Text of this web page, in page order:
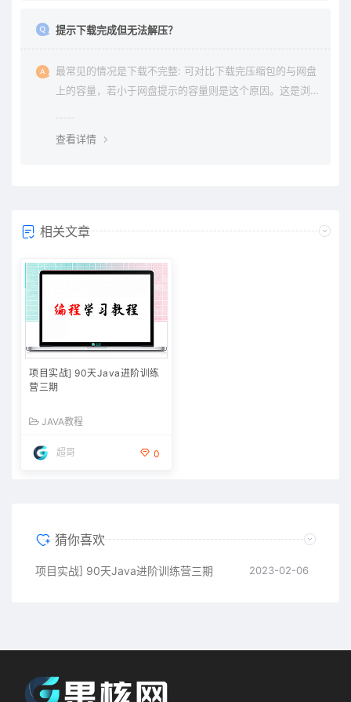
提示下载完成但无法解压？
最常见的情况是下载不完整: 可对比下载完压缩包的与网盘
上的容量，若小于网盘提示的容量则是这个原因。这是浏
查看详情
相关文章
项目实战] 90天Java进阶训练
营三期
JAVA教程
超哥 0
猜你喜欢
项目实战] 90天Java进阶训练营三期 2023-02-06